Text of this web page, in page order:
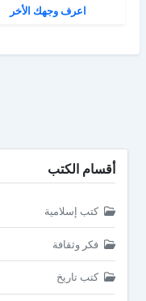
اعرف وجهك الأخر
أقسام الكتب
كتب إسلامية
فكر وثقافة
كتب تاريخ